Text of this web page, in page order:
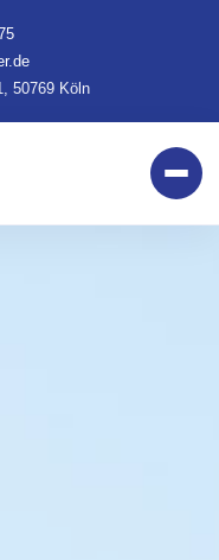
50769 Köln